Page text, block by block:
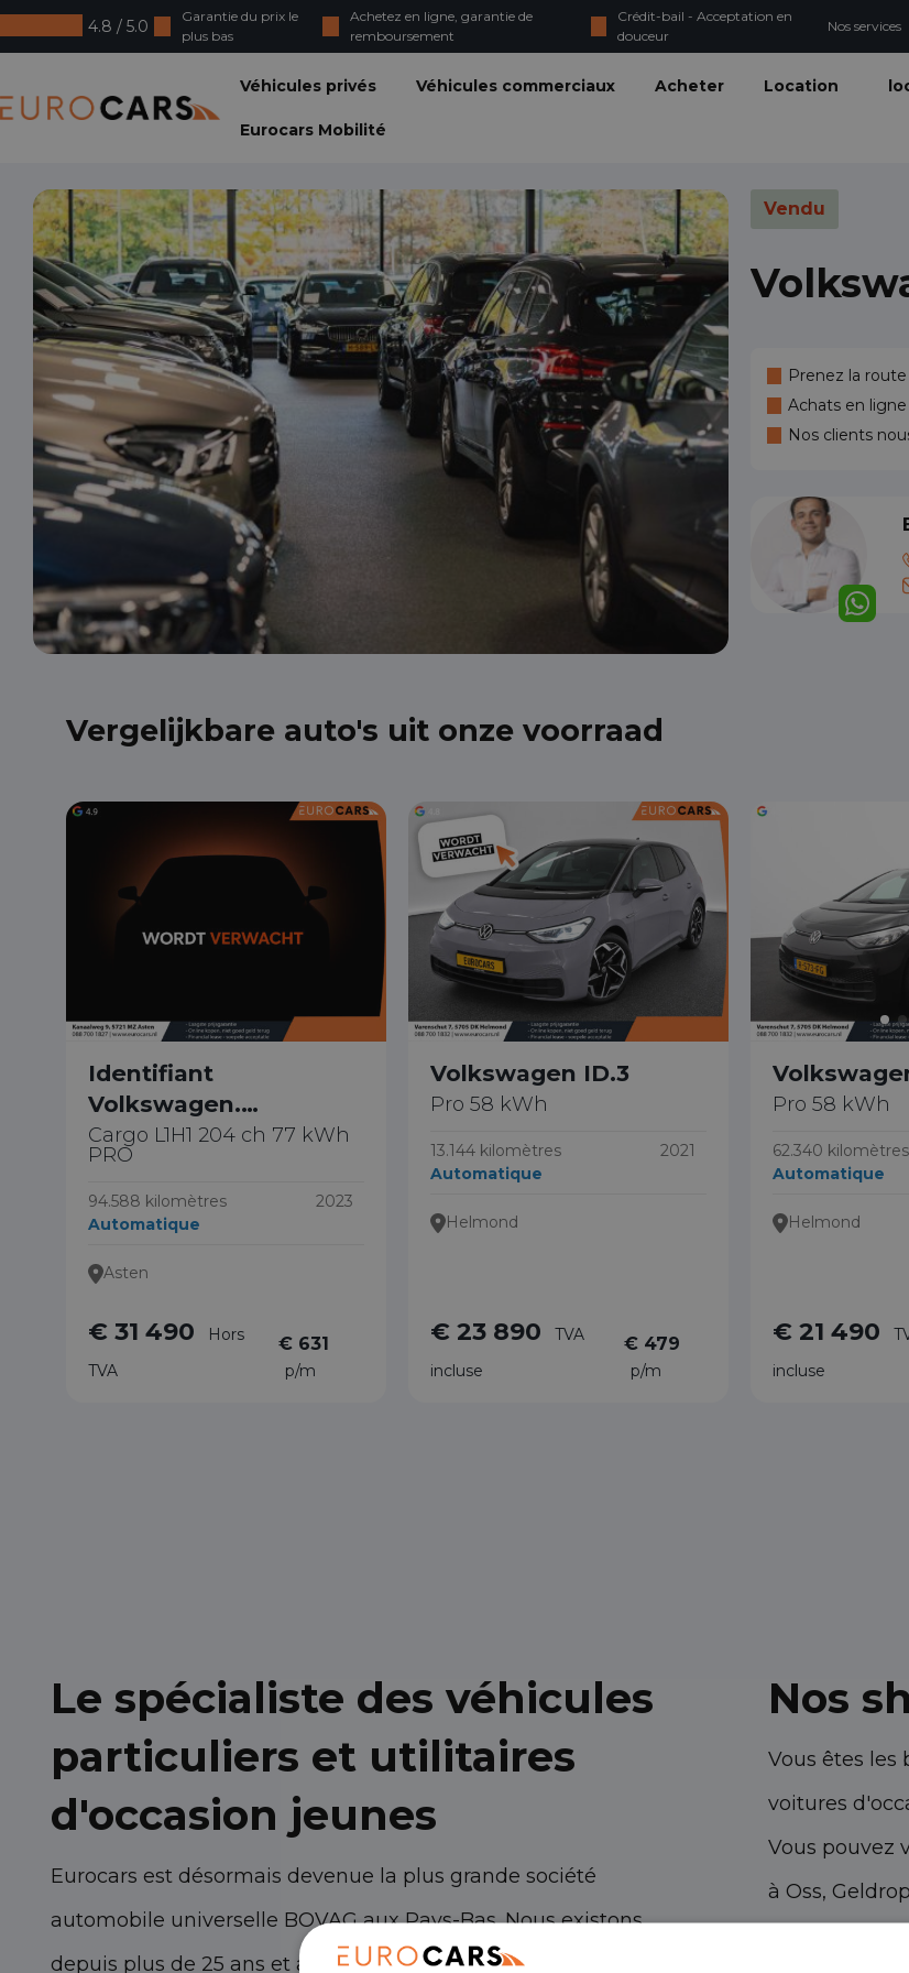
4.8 / 5.0
Garantie du prix le
plus bas
Achetez en ligne, garantie de
remboursement
Crédit-bail - Acceptation en
douceur
Nos services
Eurocars
Véhicules privés Véhicules commerciaux Acheter Location
Eurocars Mobilité
Vendu
Prenez la
Achats en
Nos clients
Vergelijkbare auto's uit onze voorraad
Identifiant
Volkswagen.
Bourdonner
Cargo L1H1 204 ch 77 kWh
PRO
94.588 kilomètres
2023
Automatique
Asten
€ 31 490
Hors
TVA
€ 631
p/m
Volkswagen ID.3
Pro 58 kWh
13.144 kilomètres
2021
Automatique
Helmond
€ 23 890
TVA
incluse
€ 479
p/m
Pro 58 kWh
62.340 kilomètres
Automatique
Helmond
€ 21 490
incluse
Le spécialiste des véhicules
particuliers et utilitaires
d'occasion jeunes
Eurocars est désormais devenue la plus grande société
automobile universelle BOVAG aux Pays-Bas. Nous existons
depuis plus de 25 ans et avons toujours des ambitions très
Nos
Vous êtes les
voitures
Vous pouvez
à Oss,